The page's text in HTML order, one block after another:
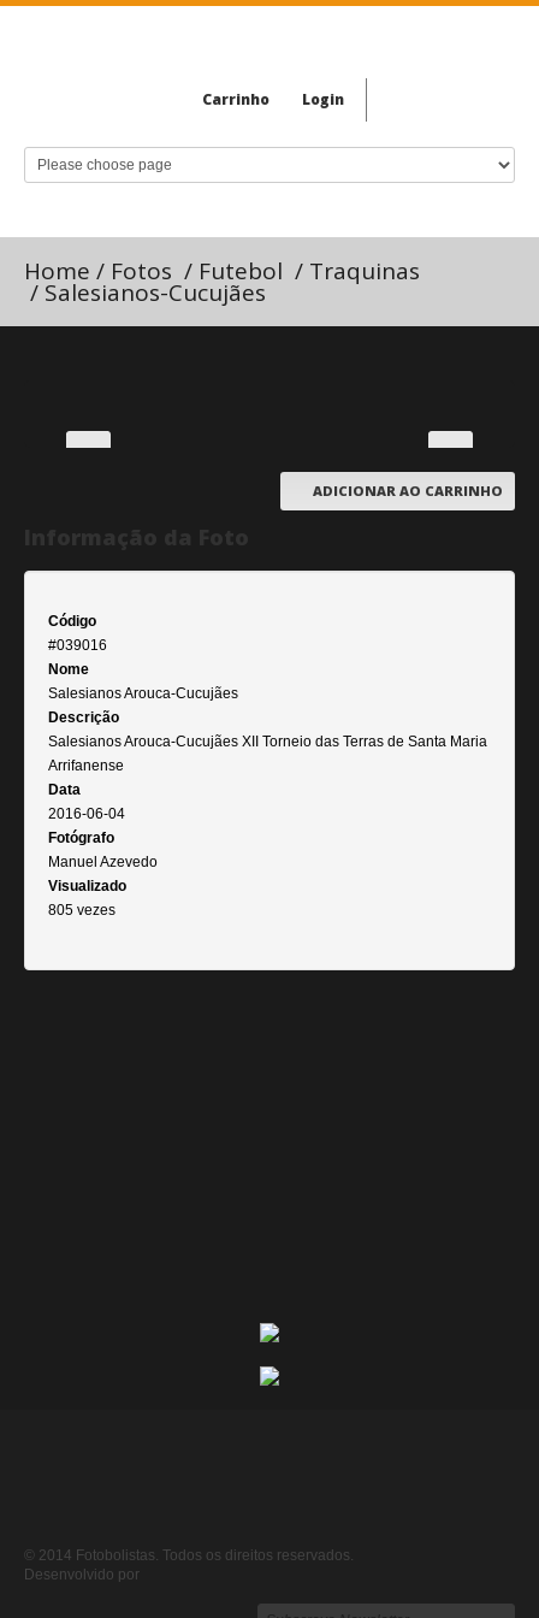
Carrinho Login
Home / Fotos / Futebol / Traquinas
/ Salesianos-Cucujães
ADICIONAR AO CARRINHO
Código
#039016
Nome
Salesianos Arouca-Cucujães
Descrição
Salesianos Arouca-Cucujães XII Torneio das Terras de Santa Maria
Arrifanense
Data
2016-06-04
Fotógrafo
Manuel Azevedo
Visualizado
805 vezes
© 2014 Fotobolistas. Todos os direitos reservados.
Desenvolvido por